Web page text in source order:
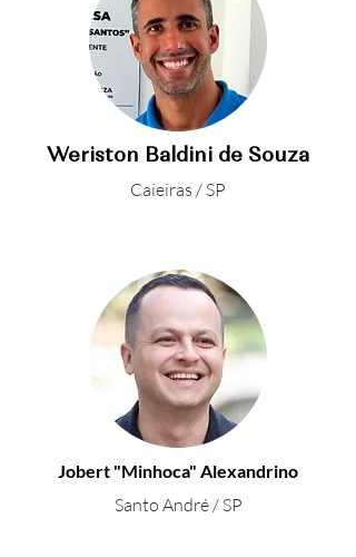
Weriston Baldini de Souza
Caieiras / SP
Jobert "Minhoca" Alexandrino
Santo André / SP